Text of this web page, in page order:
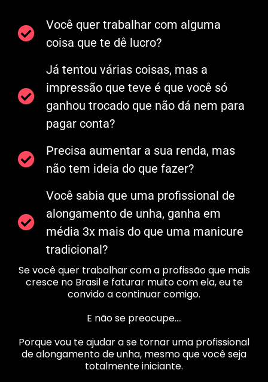
Você quer trabalhar com alguma
coisa que te dê lucro?
Já tentou várias coisas, mas a
impressão que teve é que você só
ganhou trocado que não dá nem para
pagar conta?
Precisa aumentar a sua renda, mas
não tem ideia do que fazer?
Você sabia que uma profissional de
alongamento de unha, ganha em
média 3x mais do que uma manicure
tradicional?
Se você quer trabalhar com a profissão que mais
cresce no Brasil e faturar muito com ela, eu te
convido a continuar comigo.
E não se preocupe….
Porque vou te ajudar a se tornar uma profissional
de alongamento de unha, mesmo que você seja
totalmente iniciante.